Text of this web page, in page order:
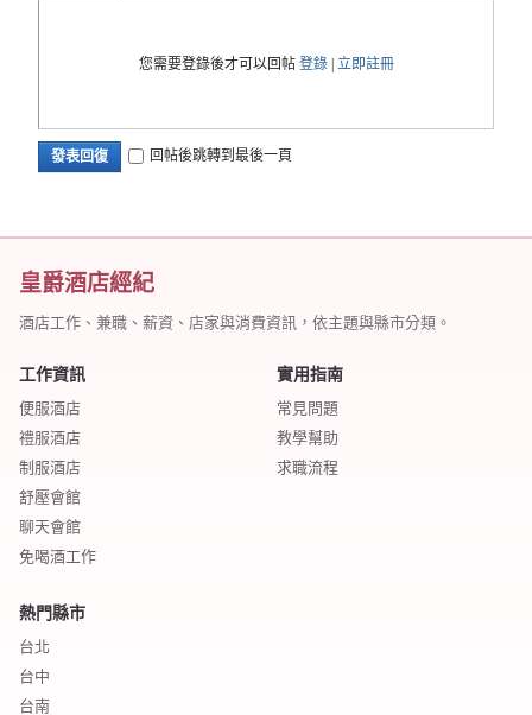
您需要登錄後才可以回帖 登錄| 立即註冊
發表回復 回帖後跳轉到最後一頁
皇爵酒店經紀
酒店工作、兼職、薪資、店家與消費資訊，依主題與縣市分類。
工作資訊
便服酒店
禮服酒店
制服酒店
舒壓會館
聊天會館
免喝酒工作
實用指南
常見問題
教學幫助
求職流程
熱門縣市
台北
台中
台南